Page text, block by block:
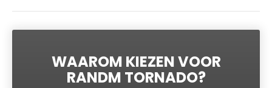
WAAROM KIEZEN VOOR
RANDM TORNADO?